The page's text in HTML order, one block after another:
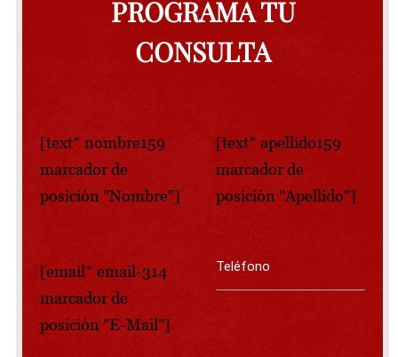
PROGRAMA TU
CONSULTA
[text* nombre159
marcador de
posición "Nombre"]
[text* apellido159
marcador de
posición "Apellido"]
[email* email-314
marcador de
posición "E-Mail"]